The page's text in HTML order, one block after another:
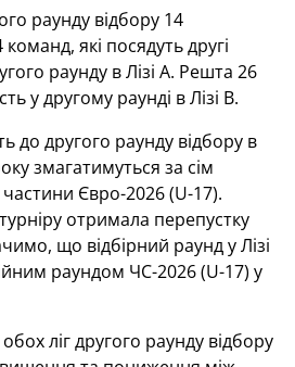
раунду відбору 14
які посядуть другі
раунду в Лізі A. Решта 26
у другому раунді в Лізі B.
до другого раунду відбору в
змагатимуться за сім
частини Євро-2026 (U-17).
отримала перепустку
що відбірний раунд у Лізі
раундом ЧС-2026 (U-17) у
ліг другого раунду відбору